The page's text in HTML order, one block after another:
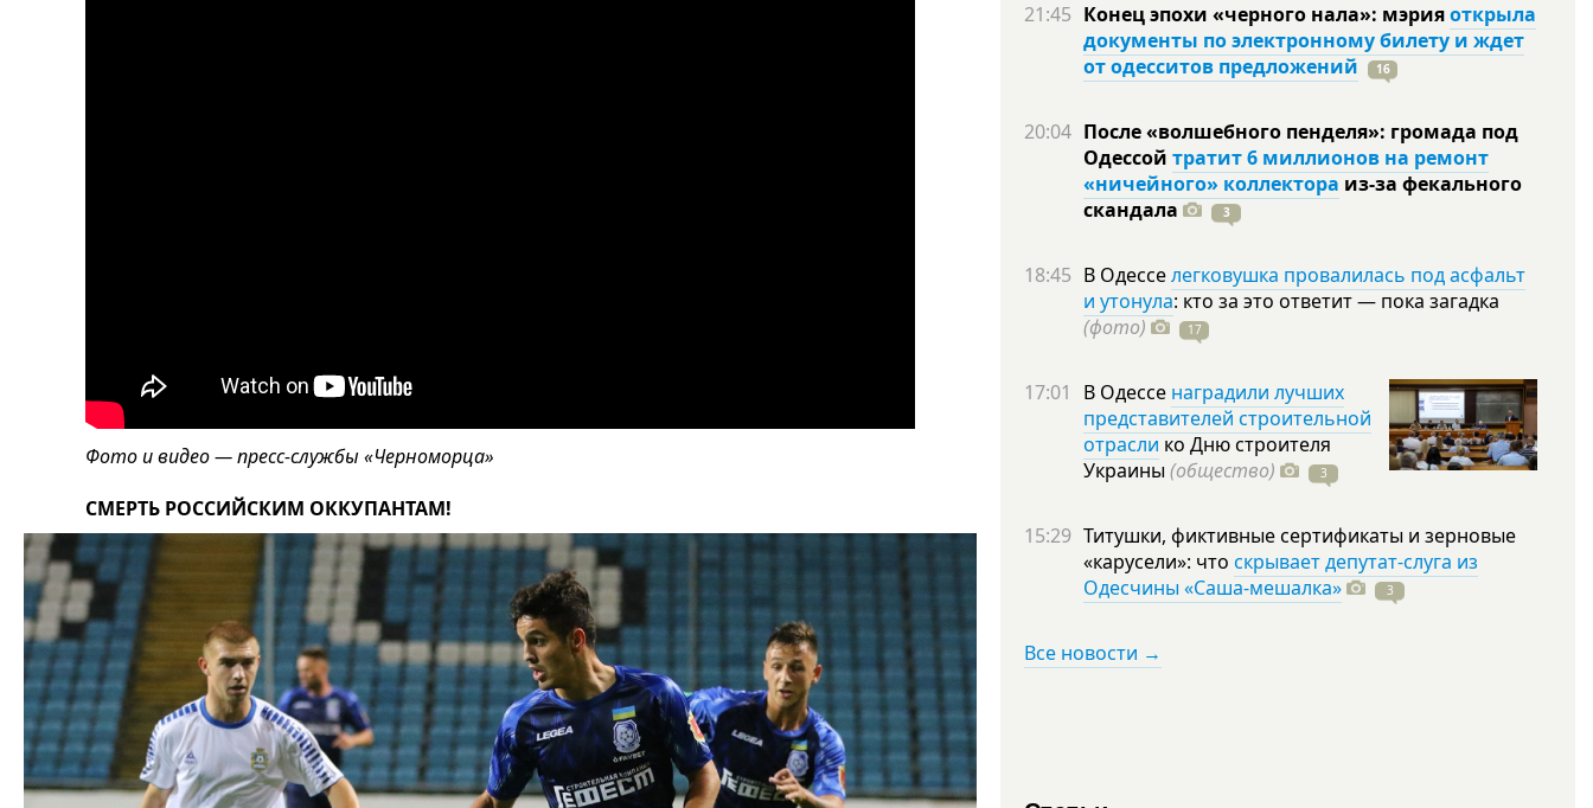
Фото и видео — пресс-службы «Черноморца»
СМЕРТЬ РОССИЙСКИМ ОККУПАНТАМ!
21:45 Конец эпохи «черного нала»: мэрияоткрыла
документы по электронному билету и ждет
от одесситов предложений
16
20:04 После «волшебного пенделя»: громада под
Одессой тратит 6 миллионов на ремонт
«ничейного» коллектора из-за фекального
скандала
3
18:45 В Одесселегковушка провалилась под асфальт
и утонула: кто за это ответит — пока загадка
(фото)
17
17:01 В Одессе наградили лучших
представителей строительной
отрасли ко Дню строителя
Украины (общество) 3
15:29 Титушки, фиктивные сертификаты и зерновые
«карусели»: что скрывает депутат-слуга из
Одесчины «Саша-мешалка»
3
Все новости →